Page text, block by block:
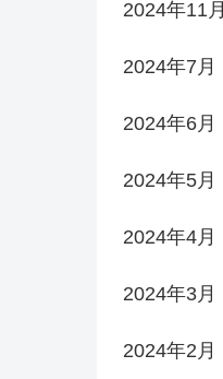
2024年11月
2024年7月
2024年6月
2024年5月
2024年4月
2024年3月
2024年2月